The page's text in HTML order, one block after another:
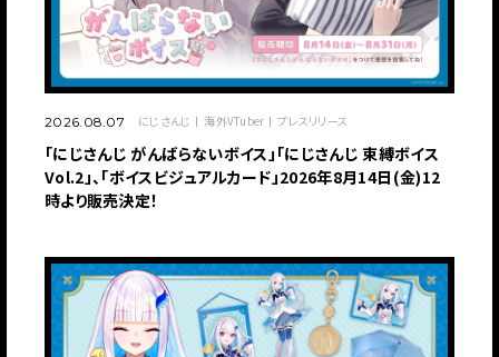
2026.08.07 にじさんじ 海外VTuber プレスリリース
「にじさんじ がんばらないボイス」「にじさんじ 束縛ボイス
Vol.2」、「ボイスビジュアルカード」2026年8月14日(金)12
時より販売決定！